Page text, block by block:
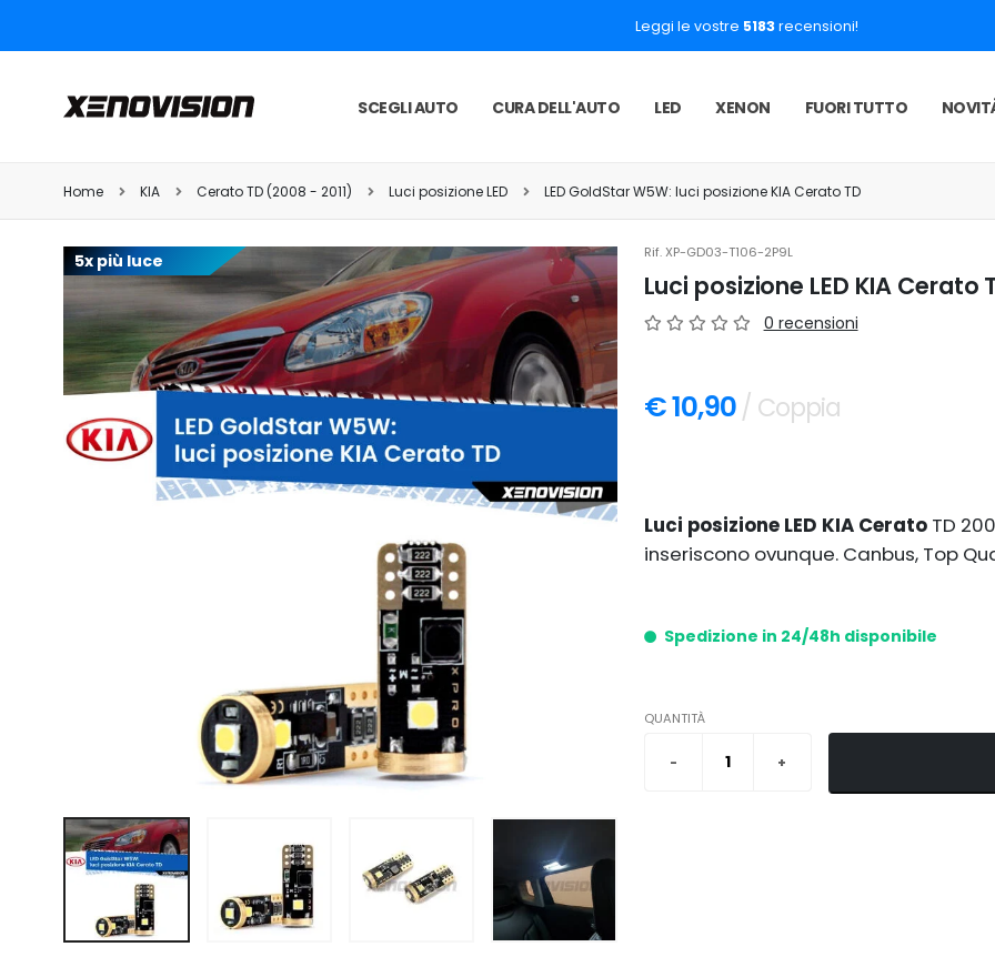
Leggi le vostre 5183recensioni!
SCEGLI AUTO CURA DELL'AUTO LED XENON FUORI TUTTO
Home KIA Cerato TD (2008 - 2011) Luci posizione LED LED GoldStar W5W: luci posizione KIA Cerato TD
5x più luce Rif.XP-GD03-T106-2P9L
Luci posizione LED KIA Cerato
0 recensioni
€ 10,90 / Coppia
Luci posizione LED KIA CeratoTD
inseriscono ovunque. Canbus, Top
Spedizione in 24/48h disponibile
QUANTITÀ